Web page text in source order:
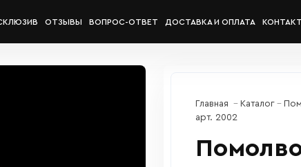
ОТЗЫВЫ ВОПРОС-ОТВЕТ ДОСТАВКА И ОПЛАТА
Главная Каталог
арт. 2002